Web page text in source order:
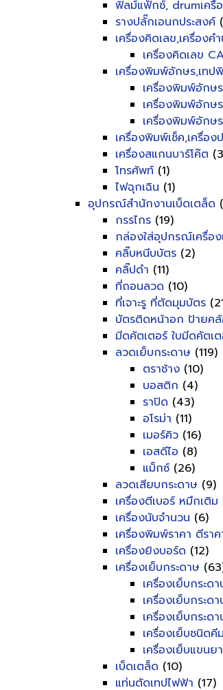
ฟิลม์แฟ็กซ์, drumเครื่
รางปลั๊กเอนกประสงค์
เครื่องคิดเลข,เครื่องค
เครื่องคิดเลข
เครื่องพิมพ์อักษร,เท
เครื่องพิมพ์อักษร
เครื่องพิมพ์อักษ
เครื่องพิมพ์อักษ
เครื่องพิมพ์เช็ค,เครื่อง
เครื่องสแกนบาร์โค๊ต
โทรศัพท์ (1)
ไฟฉุกเฉิน (1)
อุปกรณ์สำนักงานเบ็ดเตล็ด
กรรไกร (19)
กล่องใส่อุปกรณ์เครื่อง
คลิ๊บหนีบบัตร (2)
คลิ๊ปดำ (11)
ที่ถอนลวด (10)
ที่เจาะรู ที่ตัดมุมบัตร
บัตรติดหน้าอก ป้ายค
มีดคัตเตอร์ ใบมีดคัตเ
ลวดเย็บกระดาษ (119)
ตราช้าง (10)
บอสติก (4)
ราปิด (43)
อโรม่า (11)
เมอร์คิว (16)
เอสดีไอ (8)
แม็กซ์ (26)
ลวดเสียบกระดาษ (9)
เครื่องตีเบอร์ หมึกเติม
เครื่องนับจำนวน (6)
เครื่องพิมพ์ราคา ตีราค
เครื่องยิงบอร์ด (12)
เครื่องเย็บกระดาษ
เครื่องเย็บกระ
เครื่องเย็บกระ
เครื่องเย็บกระ
เครื่องเย็บชนิดคีม
เครื่องเย็บแขนย
เบ็ดเตล็ด (10)
แท่นตัดเทปไฟฟ้า (17)